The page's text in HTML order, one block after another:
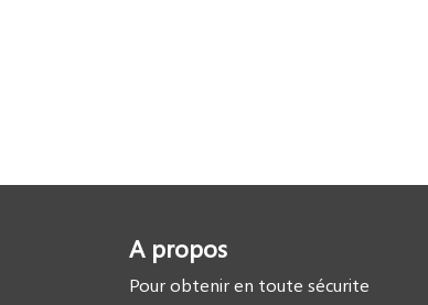
A propos
Pour obtenir en toute sécurite